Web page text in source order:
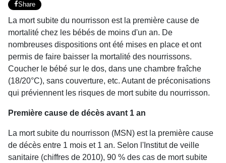
Share
La mort subite du nourrisson est la première cause de
mortalité chez les bébés de moins d'un an. De
nombreuses dispositions ont été mises en place et ont
permis de faire baisser la mortalité des nourrissons.
Coucher le bébé sur le dos, dans une chambre fraîche
(18/20°C), sans couverture, etc. Autant de préconisations
qui préviennent les risques de mort subite du nourrisson.
Première cause de décès avant 1 an
La mort subite du nourrisson (MSN) est la première cause
de décès entre 1 mois et 1 an. Selon l'Institut de veille
sanitaire (chiffres de 2010), 90 % des cas de mort subite